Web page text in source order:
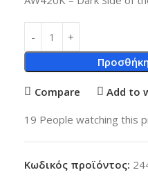
Compare Add to
19 People watching this
Κωδικός προϊόντος: